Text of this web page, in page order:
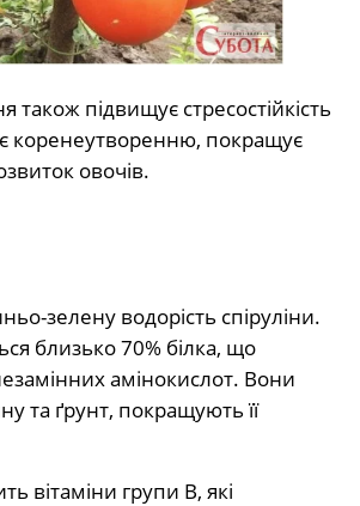
також підвищує стресостійкість
коренеутворенню, покращує
овочів.
зелену водорість спіруліни.
близько 70% білка, що
амінокислот. Вони
та ґрунт, покращують її
вітаміни групи В, які